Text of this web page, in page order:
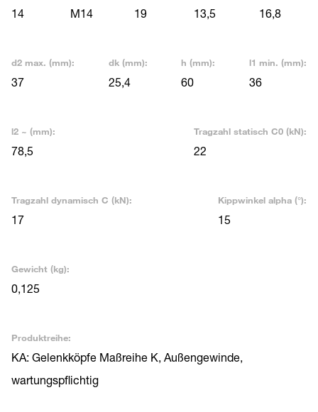
14 M14 19 13,5 16,8
d2 max. (mm):
37
dk (mm):
25,4
h (mm):
60
l1 min. (mm):
36
l2 ~ (mm):
78,5
Tragzahl statisch C0 (kN):
22
Tragzahl dynamisch C (kN):
17
Kippwinkel alpha (°):
15
Gewicht (kg):
0,125
Produktreihe:
KA: Gelenkköpfe Maßreihe K, Außengewinde,
wartungspflichtig